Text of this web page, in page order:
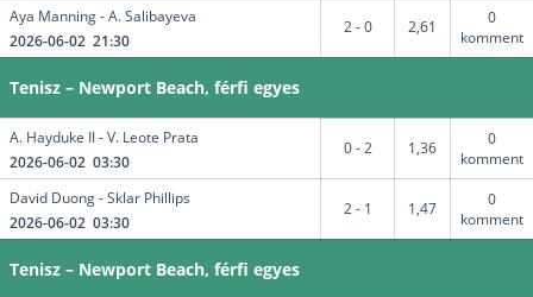
Aya Manning - A. Salibayeva
2026-06-02 21:30
2 - 0 2,61
0
komment
Tenisz – Newport Beach, férfi egyes
A. Hayduke II - V. Leote Prata
2026-06-02 03:30
0 - 2 1,36
0
komment
David Duong - Sklar Phillips
2026-06-02 03:30
2 - 1 1,47
0
komment
Tenisz – Newport Beach, férfi egyes